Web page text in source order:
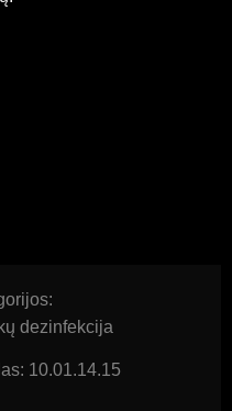
dezinfekcija
10.01.14.15